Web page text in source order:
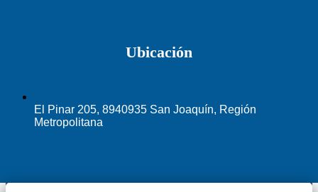
Ubicación
El Pinar 205, 8940935 San Joaquín, Región
Metropolitana